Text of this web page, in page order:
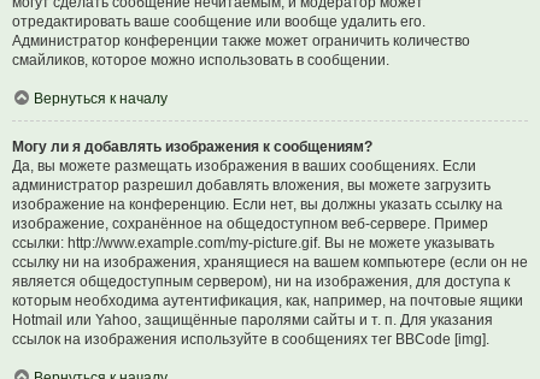
отредактировать ваше сообщение или вообще удалить его.
Администратор конференции также может ограничить количество
смайликов, которое можно использовать в сообщении.
Вернуться к началу
Могу ли я добавлять изображения к сообщениям?
Да, вы можете размещать изображения в ваших сообщениях. Если
администратор разрешил добавлять вложения, вы можете загрузить
изображение на конференцию. Если нет, вы должны указать ссылку на
изображение, сохранённое на общедоступном веб-сервере. Пример
ссылки: http://www.example.com/my-picture.gif. Вы не можете указывать
ссылку ни на изображения, хранящиеся на вашем компьютере (если он не
является общедоступным сервером), ни на изображения, для доступа к
которым необходима аутентификация, как, например, на почтовые ящики
Hotmail или Yahoo, защищённые паролями сайты и т. п. Для указания
ссылок на изображения используйте в сообщениях тег BBCode [img].